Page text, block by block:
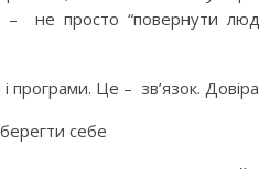
– не просто “повернути
Це – зв’язок.
себе